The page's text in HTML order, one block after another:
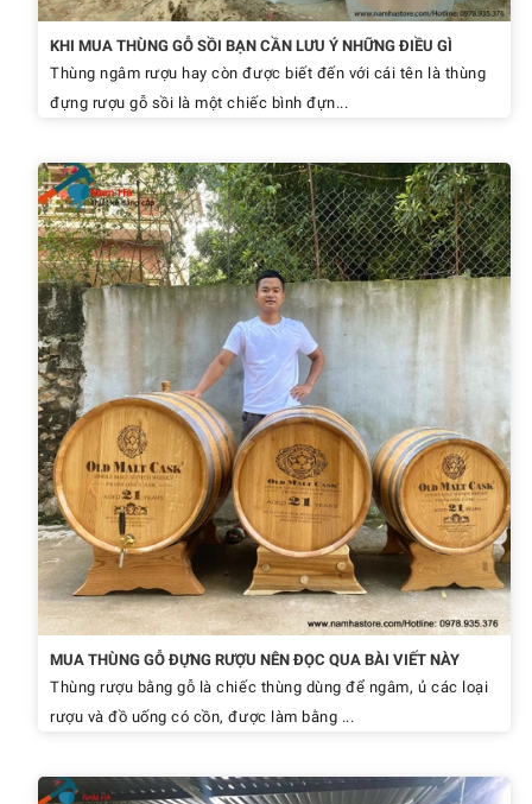
KHI MUA THÙNG GỖ SỒI BẠN CẦN LƯU Ý NHỮNG ĐIỀU GÌ
Thùng ngâm rượu hay còn được biết đến với cái tên là thùng
đựng rượu gỗ sồi là một chiếc bình đựn...
MUA THÙNG GỖ ĐỰNG RƯỢU NÊN ĐỌC QUA BÀI VIẾT NÀY
Thùng rượu bằng gỗ là chiếc thùng dùng để ngâm, ủ các loại
rượu và đồ uống có cồn, được làm bằng ...